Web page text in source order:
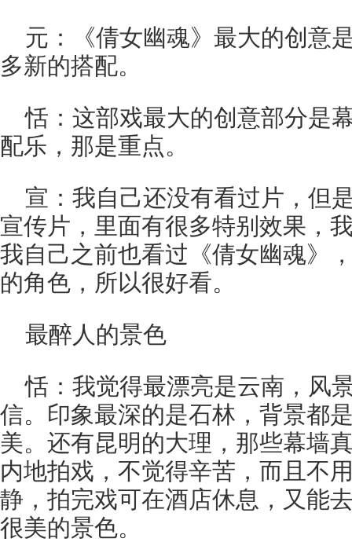
元：《倩女幽魂》最大的创意
多新的搭配。
恬：这部戏最大的创意部分是
配乐，那是重点。
宣：我自己还没有看过片，但
宣传片，里面有很多特别效果，
我自己之前也看过《倩女幽魂》
的角色，所以很好看。
最醉人的景色
恬：我觉得最漂亮是云南，风
信。印象最深的是石林，背景都
美。还有昆明的大理，那些幕墙
内地拍戏，不觉得辛苦，而且不
静，拍完戏可在酒店休息，又能
很美的景色。